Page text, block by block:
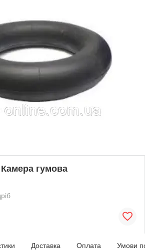
Камера гумова
Доставка Оплата Умови